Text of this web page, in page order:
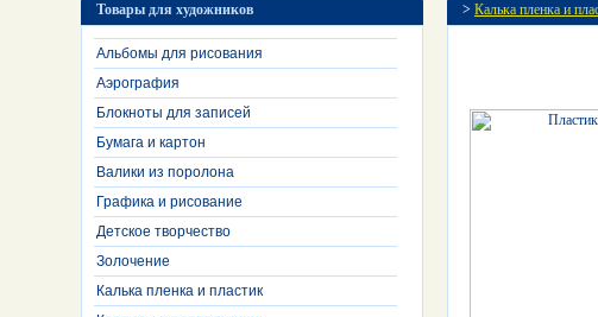
Товары для художников
Альбомы для рисования
Аэрография
Блокноты для записей
Бумага и картон
Валики из поролона
Графика и рисование
Детское творчество
Золочение
Калька пленка и пластик
> Калька пленка и